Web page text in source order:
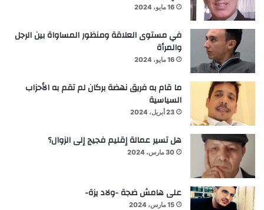
16 مايو، 2024
في مستوى العلاقة ومنظور المساواة بين الرجل
والمرأة
16 مايو، 2024
ما قام به فريق نهضة بركان لم تقم به الأحزاب
السياسية
23 أبريل، 2024
هل تسير عمالة إقليم فجيج إلى الزوال؟
30 مارس، 2024
على هامش ضجة -ولاد يزة-
15 مارس، 2024